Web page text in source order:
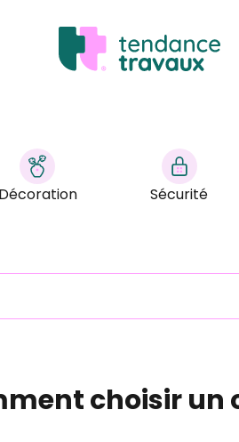
Décoration Sécurité
choisir un